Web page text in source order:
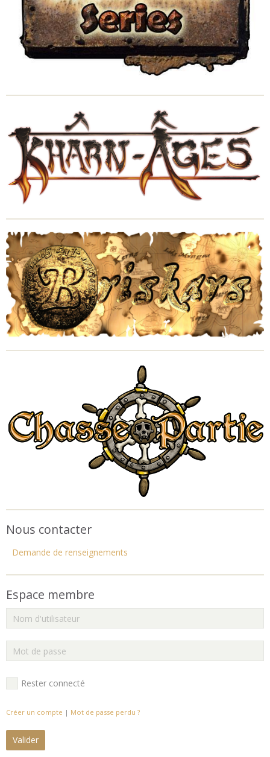
Nous contacter
Demande de renseignements
Espace membre
Rester connecté
Créer un compte | Mot de passe perdu ?
Valider